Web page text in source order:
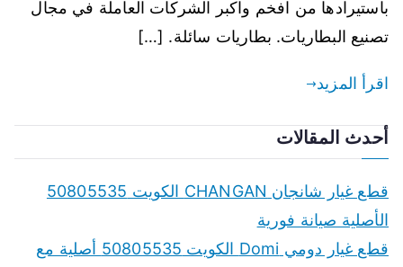
باستيرادها من افخم واكبر الشركات العاملة في مجال
تصنيع البطاريات. بطاريات سائلة. […]
اقرأ المزيد
أحدث المقالات
قطع غيار شانجان CHANGAN الكويت 50805535
الأصلية صيانة فورية
قطع غيار دومي Domi الكويت 50805535 أصلية مع